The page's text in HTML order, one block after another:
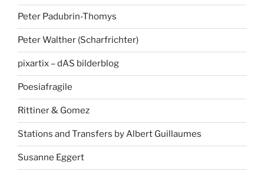
Peter Padubrin-Thomys
Peter Walther (Scharfrichter)
pixartix – dAS bilderblog
Poesiafragile
Rittiner & Gomez
Stations and Transfers by Albert Guillaumes
Susanne Eggert